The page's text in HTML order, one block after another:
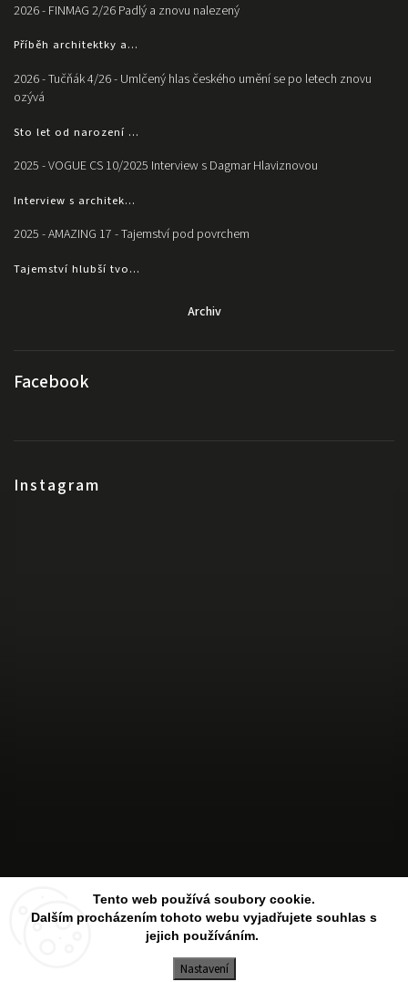
Tento web používá soubory cookie.
Dalším procházením tohoto webu vyjadřujete souhlas s
jejich používáním.
Nastavení
2026 - FINMAG 2/26 Padlý a znovu nalezený
Příběh architektky a...
2026 - Tučňák 4/26 - Umlčený hlas českého umění se po letech znovu
ozývá
Sto let od narození ...
2025 - VOGUE CS 10/2025 Interview s Dagmar Hlaviznovou
Interview s architek...
2025 - AMAZING 17 - Tajemství pod povrchem
Tajemství hlubší tvo...
Archiv
Facebook
Instagram
Sledovat na Instagramu
Aesthetic Store. Všechna práva vyhrazena.
Upravit nastavení cookies